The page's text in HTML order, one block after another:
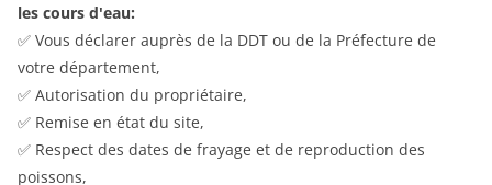
les cours d'eau:
✅ Vous déclarer auprès de la DDT ou de la Préfecture de
votre département,
✅ Autorisation du propriétaire,
✅ Remise en état du site,
✅ Respect des dates de frayage et de reproduction des
poissons,